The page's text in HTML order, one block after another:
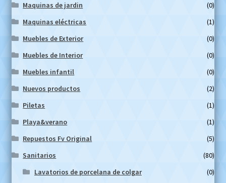
Maquinas de jardin
(0)
Maquinas eléctricas
(1)
Muebles de Exterior
(0)
Muebles de Interior
(0)
Muebles infantil
(0)
Nuevos productos
(2)
Piletas
(1)
Playa&verano
(1)
Repuestos Fv Original
(5)
Sanitarios
(80)
Lavatorios de porcelana de colgar
(0)